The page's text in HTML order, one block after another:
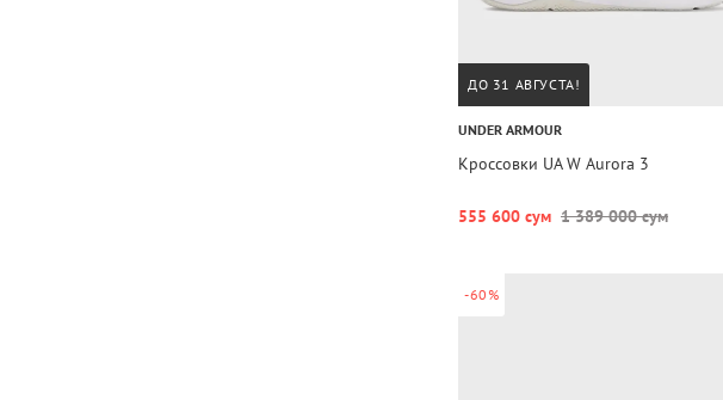
ДО 31 АВГУСТА!
UNDER ARMOUR
Кроссовки UA W Aurora 3
555 600 сум 1 389 000 сум
-60%